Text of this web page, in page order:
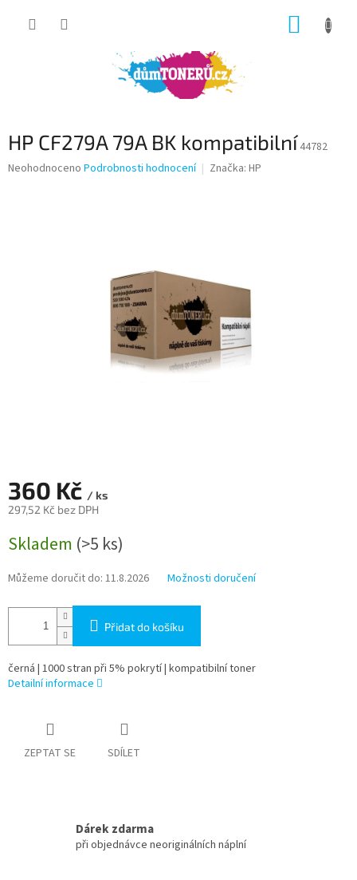
HP CF279A 79A BK kompatibilní 44782
Průměrné
Neohodnoceno Podrobnosti hodnocení Značka: HP
360 Kč / ks
297,52 Kč bez DPH
cena:
Skladem (>5 ks)
Můžeme doručit do: 11.8.2026 Možnosti doručení
Přidat do košíku
černá | 1000 stran při 5% pokrytí | kompatibilní toner
Detailní informace
ZEPTAT SE SDÍLET
Dárek zdarma
při objednávce neoriginálních náplní